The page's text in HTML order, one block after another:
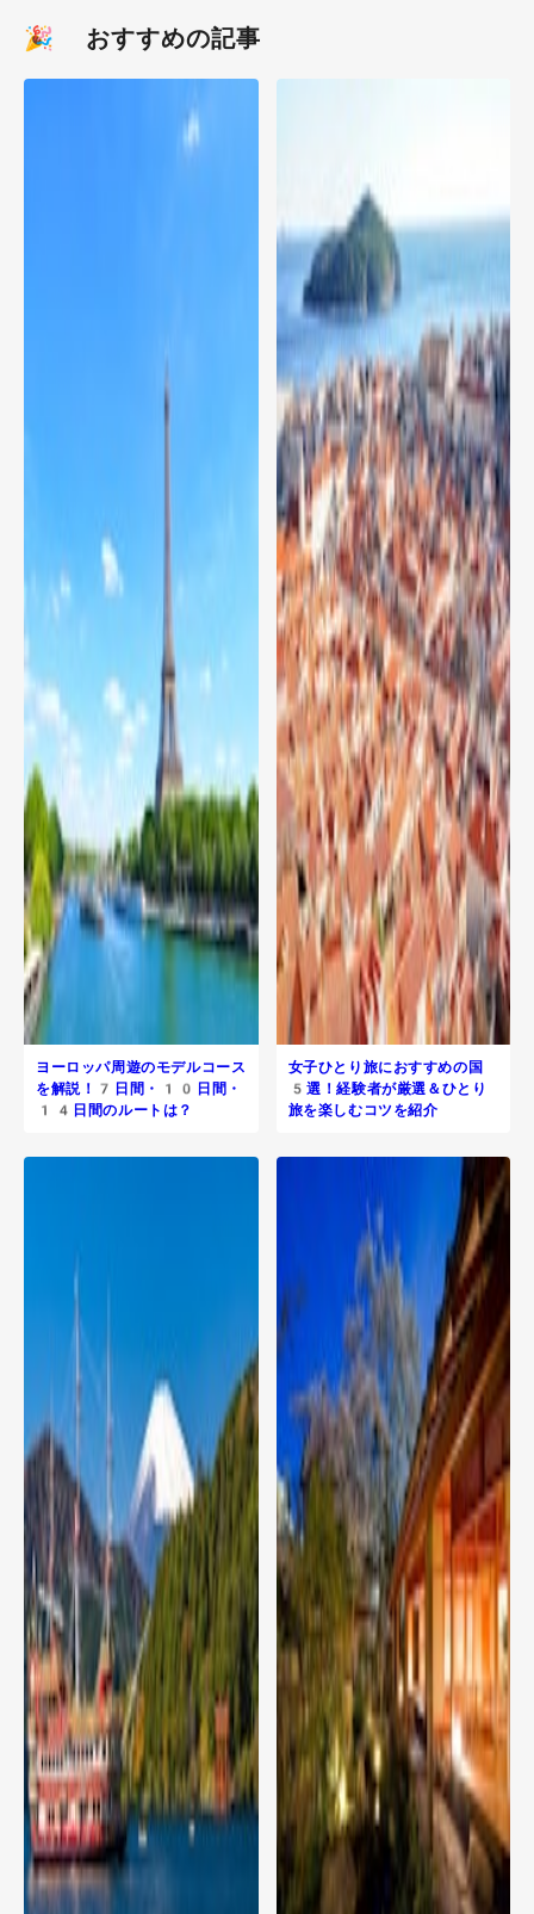
🎉 おすすめの記事
ヨーロッパ周遊のモデルコース
を解説！7日間・10日間・
14日間のルートは？
女子ひとり旅におすすめの国
5選！経験者が厳選＆ひとり
旅を楽しむコツを紹介